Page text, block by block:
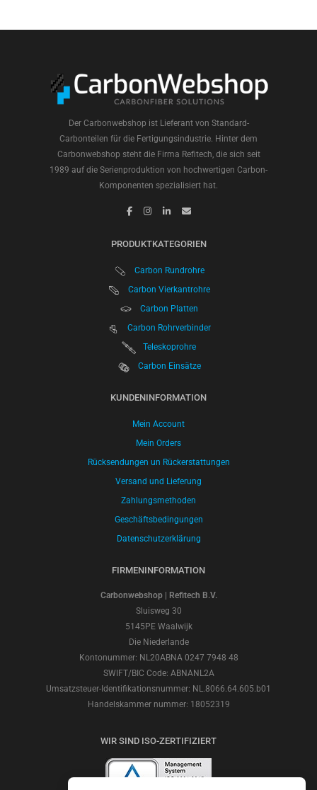
Der Carbonwebshop ist Lieferant von Standard-
Carbonteilen für die Fertigungsindustrie. Hinter dem
Carbonwebshop steht die Firma Refitech, die sich seit
1989 auf die Serienproduktion von hochwertigen Carbon-
Komponenten spezialisiert hat.
PRODUKTKATEGORIEN
Carbon Rundrohre
Carbon Vierkantrohre
Carbon Platten
Carbon Rohrverbinder
Teleskoprohre
Carbon Einsätze
KUNDENINFORMATION
Mein Account
Mein Orders
Rücksendungen un Rückerstattungen
Versand und Lieferung
Zahlungsmethoden
Geschäftsbedingungen
Datenschutzerklärung
FIRMENINFORMATION
Carbonwebshop | Refitech B.V.
Sluisweg 30
5145PE Waalwijk
Die Niederlande
Kontonummer: NL20ABNA 0247 7948 48
SWIFT/BIC Code: ABNANL2A
Umsatzsteuer-Identifikationsnummer: NL.8066.64.605.b01
Handelskammer nummer: 18052319
WIR SIND ISO-ZERTIFIZIERT